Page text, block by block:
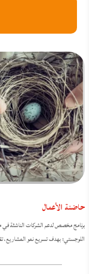
حاضنة الأعمال
برنامج مخصص لدعم الشركات الناشئة في
اللوجستي؛ بهدف تسريع نمو المشاريع،